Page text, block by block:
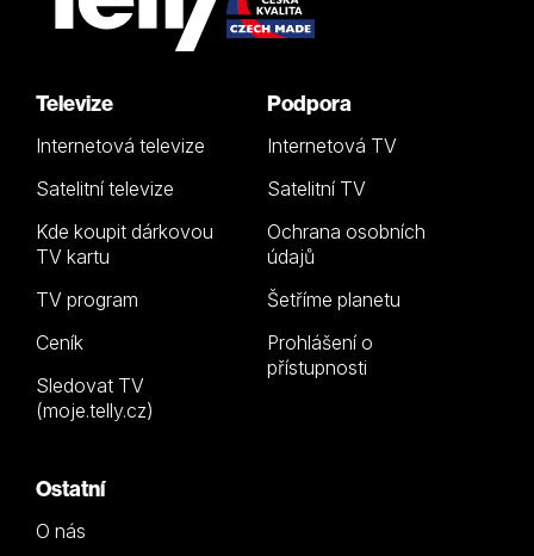
Televize
Internetová televize
Satelitní televize
Kde koupit dárkovou
TV kartu
TV program
Ceník
Sledovat TV
(moje.telly.cz)
Podpora
Internetová TV
Satelitní TV
Ochrana osobních
údajů
Šetříme planetu
Prohlášení o
přístupnosti
Ostatní
O nás